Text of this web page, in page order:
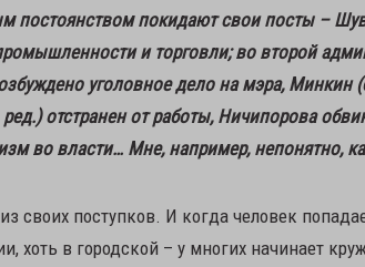
постоянством покидают свои посты –
и торговли; во второй
уголовное дело на мэра,
отстранен от работы, Ничипорова
во власти… Мне, например, непонятно,
своих поступков. И когда человек
хоть в городской – у многих начинает